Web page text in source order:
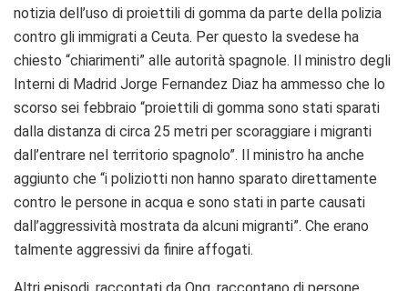
notizia dell’uso di proiettili di gomma da parte della polizia
contro gli immigrati a Ceuta. Per questo la svedese ha
chiesto “chiarimenti” alle autorità spagnole. Il ministro degli
Interni di Madrid Jorge Fernandez Diaz ha ammesso che lo
scorso sei febbraio “proiettili di gomma sono stati sparati
dalla distanza di circa 25 metri per scoraggiare i migranti
dall’entrare nel territorio spagnolo”. Il ministro ha anche
aggiunto che “i poliziotti non hanno sparato direttamente
contro le persone in acqua e sono stati in parte causati
dall’aggressività mostrata da alcuni migranti”. Che erano
talmente aggressivi da finire affogati.